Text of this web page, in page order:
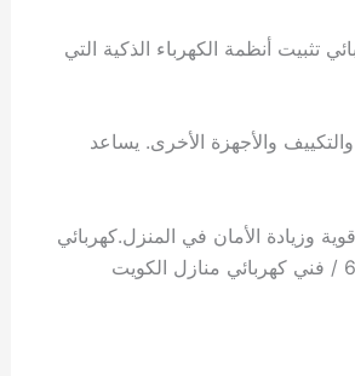
تثبيت أنظمة الكهرباء الذكية التي
والأجهزة الأخرى. يساعد
وزيادة الأمان في المنزل.كهربائي